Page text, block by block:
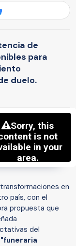
de
para
duelo.
en
país, con el
propuesta que
del
"funeraria